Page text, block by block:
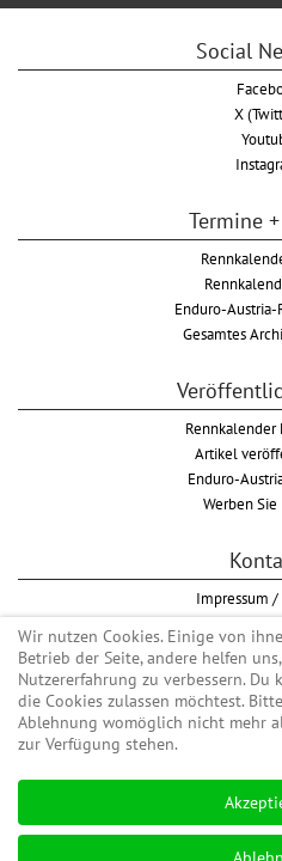
Social
X
Termine
Enduro-Austria-
Gesamtes
Rennkalender
Artikel
Enduro-
Werben
Impressum /
AGB
Begriff "Enduro"
#enduroaustria,
Enduro-Austria, Enduro, Endurosport,
Wir nutzen Cookies. Einige von
Betrieb der Seite, andere helfen
Nutzererfahrung zu verbessern. Du
die Cookies zulassen möchtest.
Ablehnung womöglich nicht mehr
zur Verfügung stehen.